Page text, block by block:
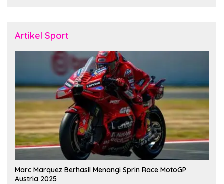
Artikel Sport
Marc Marquez Berhasil Menangi Sprin Race MotoGP
Austria 2025